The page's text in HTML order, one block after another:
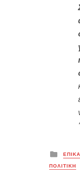
in
ΠΟΛΙΤΙΚΗ